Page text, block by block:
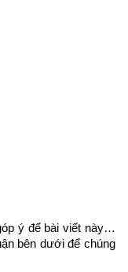
ý để bài viết này…
bên dưới để chúng